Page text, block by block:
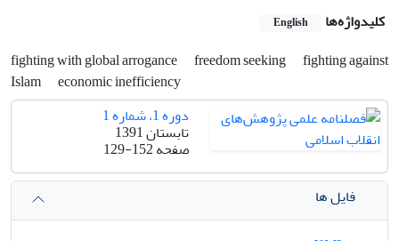
کلیدواژه‌ها English
fighting with global arrogance freedom seeking
fighting against
Islam
economic inefficiency
دوره 1، شماره 1
تابستان 1391
صفحه129-152
فایل ها